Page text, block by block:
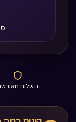
תשלום